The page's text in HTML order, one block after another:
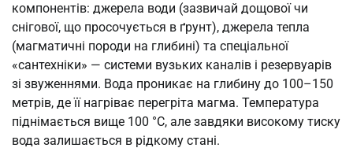
компонентів: джерела води (зазвичай дощової чи
снігової, що просочується в ґрунт), джерела тепла
(магматичні породи на глибині) та спеціальної
«сантехніки» — системи вузьких каналів і резервуарів
зі звуженнями. Вода проникає на глибину до 100–150
метрів, де її нагріває перегріта магма. Температура
піднімається вище 100 °C, але завдяки високому тиску
вода залишається в рідкому стані.